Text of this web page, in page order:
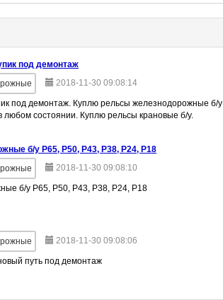
под демонтаж
2018-11-30 09:08:14
под демонтаж. Куплю рельсы железнодорожные б/у
состоянии. Куплю рельсы крановые б/у.
б/у Р65, Р50, Р43, Р38, Р24, Р18
2018-11-30 09:08:10
б/у Р65, Р50, Р43, Р38, Р24, Р18
2018-11-30 09:08:06
путь под демонтаж